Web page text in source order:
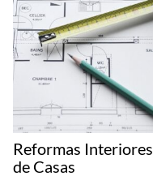
Reformas Interiores
de Casas